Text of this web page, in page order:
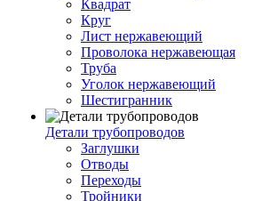
Квадрат
Круг
Лист нержавеющий
Проволока нержавеющая
Труба
Уголок нержавеющий
Шестигранник
Детали трубопроводов
Заглушки
Отводы
Переходы
Тройники